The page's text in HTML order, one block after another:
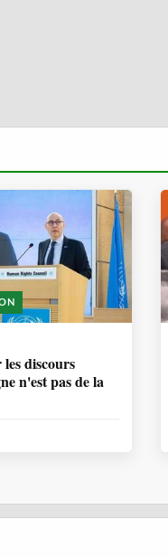
discours
n'est pas de la